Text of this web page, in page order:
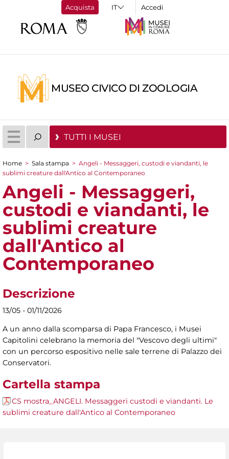
Acquista Accedi
MUSEO CIVICO DI ZOOLOGIA
TUTTI I MUSEI
Tu sei qui
Home > Sala stampa > Angeli - Messaggeri, custodi e viandanti, le
sublimi creature dall'Antico al Contemporaneo
Angeli - Messaggeri,
custodi e viandanti, le
sublimi creature
dall'Antico al
Contemporaneo
Descrizione
13/05 - 01/11/2026
A un anno dalla scomparsa di Papa Francesco, i Musei
Capitolini celebrano la memoria del "Vescovo degli ultimi"
con un percorso espositivo nelle sale terrene di Palazzo dei
Conservatori.
Cartella stampa
CS mostra_ANGELI. Messaggeri custodi e viandanti. Le
sublimi creature dall'Antico al Contemporaneo